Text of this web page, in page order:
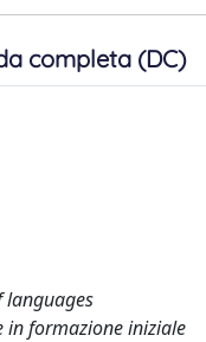
completa (DC)
languages
in formazione iniziale